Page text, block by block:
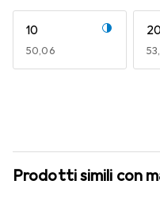
10
EUR
50,06
Prodotti simili con